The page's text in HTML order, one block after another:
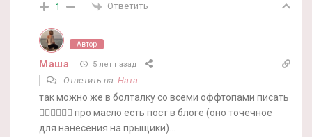
1 Ответить
Автор
Маша 5 лет назад
Ответить на Ната
так можно же в болталку со всеми оффтопами писать
🤷‍♀️🤷‍♀️🤷‍♀️ про масло есть пост в блоге (оно точечное
для нанесения на прыщики)…